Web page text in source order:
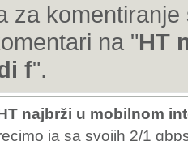
za
na "HT
f".
najbrži u mobilnom
ja sa svojih 2/1